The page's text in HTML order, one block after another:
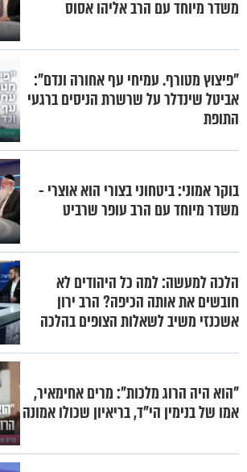
משדר מיוחד עם הרב אליהו אסוס
"פיצוץ מטורף. עמיחי עף אחורה ונדם":
אביטל שינדלר על שרשרת הניסים ברגעי
התופת
בוקר אמוני: ביטחוני בצורי הוא אוצרי -
משדר מיוחד עם הרב עופר שרביט
הלכה למעשה: למה כל היהודים לא
חובשים את אותה הכיפה? הרב ירון
אשכנזי משיב לשאלות הצופים בהלכה
"הוא היה הרוג מלכות": מרים אחימאיר,
אמו של בנימין הי"ד, בריאיון שכולו אמונה